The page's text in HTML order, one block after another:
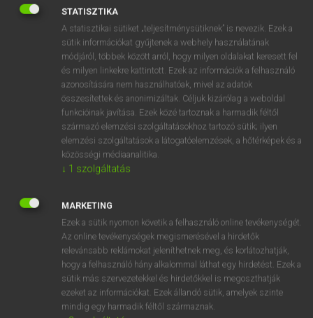
OOOOPS!
SZOTAR.NET APPLIKÁCIÓ
MICROSOFT OFFICE BŐVÍTMÉNY
BEÉPÜLŐ SZÓTÁRMODUL
STATISZTIKA
A statisztikai sütiket „teljesítménysütiknek” is nevezik. Ezek a
sütik információkat gyűjtenek a webhely használatának
módjáról, többek között arról, hogy milyen oldalakat keresett fel
és milyen linkekre kattintott. Ezek az információk a felhasználó
azonosítására nem használhatóak, mivel az adatok
összesítettek és anonimizáltak. Céljuk kizárólag a weboldal
funkcióinak javítása. Ezek közé tartoznak a harmadik féltől
származó elemzési szolgáltatásokhoz tartozó sütik; ilyen
elemzési szolgáltatások a látogatóelemzések, a hőtérképek és a
közösségi médiaanalitika.
↓ 1 szolgáltatás
MARKETING
Ezek a sütik nyomon követik a felhasználó online tevékenységét.
Az online tevékenységek megismerésével a hirdetők
relevánsabb reklámokat jeleníthetnek meg, és korlátozhatják,
hogy a felhasználó hány alkalommal láthat egy hirdetést. Ezek a
sütik más szervezetekkel és hirdetőkkel is megoszthatják
ezeket az információkat. Ezek állandó sütik, amelyek szinte
mindig egy harmadik féltől származnak.